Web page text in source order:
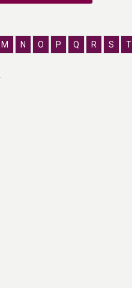
M N O P Q R S T